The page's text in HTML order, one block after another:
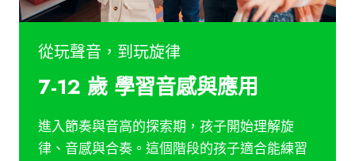
從玩聲音，到玩旋律
7-12 歲 學習音感與應用
進入節奏與音高的探索期，孩子開始理解旋
律、音感與合奏。這個階段的孩子適合能練習